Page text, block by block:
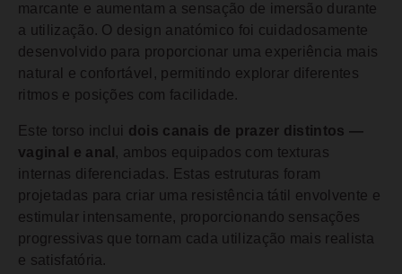
marcante e aumentam a sensação de imersão durante
a utilização. O design anatómico foi cuidadosamente
desenvolvido para proporcionar uma experiência mais
natural e confortável, permitindo explorar diferentes
ritmos e posições com facilidade.
Este torso inclui dois canais de prazer distintos —
vaginal e anal , ambos equipados com texturas
internas diferenciadas. Estas estruturas foram
projetadas para criar uma resistência tátil envolvente e
estimular intensamente, proporcionando sensações
progressivas que tornam cada utilização mais realista
e satisfatória.